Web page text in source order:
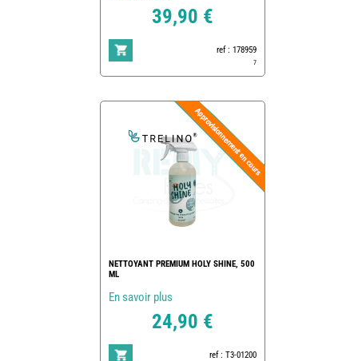
39,90 €
ref : 178959
7
NETTOYANT PREMIUM HOLY SHINE, 500
ML
En savoir plus
24,90 €
ref : T3-01200